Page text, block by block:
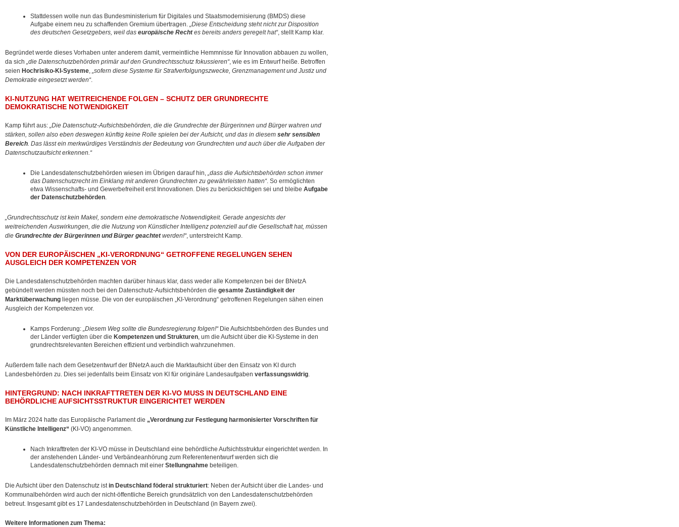
Stattdessen wolle nun das Bundesministerium für Digitales und Staatsmodernisierung (BMDS) diese
Aufgabe einem neu zu schaffenden Gremium übertragen. „Diese Entscheidung steht nicht zur Disposition
des deutschen Gesetzgebers, weil das europäische Rechtes bereits anders geregelt hat“, stellt Kamp klar.
Begründet werde dieses Vorhaben unter anderem damit, vermeintliche Hemmnisse für Innovation abbauen zu wollen,
da sich „die Datenschutzbehörden primär auf den Grundrechtsschutz fokussieren“, wie es im Entwurf heiße. Betroffen
seien Hochrisiko-KI‑Systeme, „sofern diese Systeme für Strafverfolgungszwecke, Grenzmanagement und Justiz und
Demokratie eingesetzt werden“.
KI-NUTZUNG HAT WEITREICHENDE FOLGEN – SCHUTZ DER GRUNDRECHTE
DEMOKRATISCHE NOTWENDIGKEIT
Kamp führt aus: „Die Datenschutz-Aufsichtsbehörden, die die Grundrechte der Bürgerinnen und Bürger wahren und
stärken, sollen also eben deswegen künftig keine Rolle spielen bei der Aufsicht, und das in diesem sehr sensiblen
Bereich. Das lässt ein merkwürdiges Verständnis der Bedeutung von Grundrechten und auch über die Aufgaben der
Datenschutzaufsicht erkennen.“
Die Landesdatenschutzbehörden wiesen im Übrigen darauf hin, „dass die Aufsichtsbehörden schon immer
das Datenschutzrecht im Einklang mit anderen Grundrechten zu gewährleisten hatten“. So ermöglichten
etwa Wissenschafts- und Gewerbefreiheit erst Innovationen. Dies zu berücksichtigen sei und bleibe Aufgabe
der Datenschutzbehörden.
„Grundrechtsschutz ist kein Makel, sondern eine demokratische Notwendigkeit. Gerade angesichts der
weitreichenden Auswirkungen, die die Nutzung von Künstlicher Intelligenz potenziell auf die Gesellschaft hat, müssen
die Grundrechte der Bürgerinnen und Bürger geachtetwerden!“, unterstreicht Kamp.
VON DER EUROPÄISCHEN „KI-VERORDNUNG“ GETROFFENE REGELUNGEN SEHEN
AUSGLEICH DER KOMPETENZEN VOR
Die Landesdatenschutzbehörden machten darüber hinaus klar, dass weder alle Kompetenzen bei der BNetzA
gebündelt werden müssten noch bei den Datenschutz-Aufsichtsbehörden die gesamte Zuständigkeit der
Marktüberwachung liegen müsse. Die von der europäischen „KI-Verordnung“ getroffenen Regelungen sähen einen
Ausgleich der Kompetenzen vor.
Kamps Forderung: „Diesem Weg sollte die Bundesregierung folgen!“Die Aufsichtsbehörden des Bundes und
der Länder verfügten über die Kompetenzen und Strukturen, um die Aufsicht über die KI-Systeme in den
grundrechtsrelevanten Bereichen effizient und verbindlich wahrzunehmen.
Außerdem falle nach dem Gesetzentwurf der BNetzA auch die Marktaufsicht über den Einsatz von KI durch
Landesbehörden zu. Dies sei jedenfalls beim Einsatz von KI für originäre Landesaufgaben verfassungswidrig.
HINTERGRUND: NACH INKRAFTTRETEN DER KI‐VO MUSS IN DEUTSCHLAND EINE
BEHÖRDLICHE AUFSICHTSSTRUKTUR EINGERICHTET WERDEN
Im März 2024 hatte das Europäische Parlament die „Verordnung zur Festlegung harmonisierter Vorschriften für
Künstliche Intelligenz“ (KI-VO) angenommen.
Nach Inkrafttreten der KI‐VO müsse in Deutschland eine behördliche Aufsichtsstruktur eingerichtet werden. In
der anstehenden Länder- und Verbändeanhörung zum Referentenentwurf werden sich die
Landesdatenschutzbehörden demnach mit einer Stellungnahme beteiligen.
Die Aufsicht über den Datenschutz istin Deutschland föderal strukturiert: Neben der Aufsicht über die Landes- und
Kommunalbehörden wird auch der nicht-öffentliche Bereich grundsätzlich von den Landesdatenschutzbehörden
betreut. Insgesamt gibt es 17 Landesdatenschutzbehörden in Deutschland (in Bayern zwei).
Weitere Informationen zum Thema: